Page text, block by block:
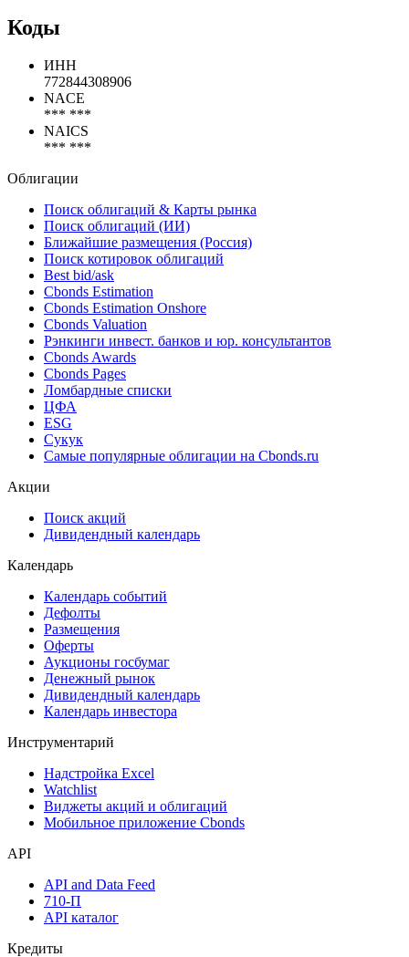
Коды
ИНН
772844308906
*** ***
*** ***
Облигации
Поиск облигаций & Карты рынка
Поиск облигаций (ИИ)
Ближайшие размещения (Россия)
Поиск котировок облигаций
Best bid/ask
Cbonds Estimation
Cbonds Estimation Onshore
Cbonds Valuation
Рэнкинги инвест. банков и юр. консультантов
Cbonds Awards
Cbonds Pages
Ломбардные списки
ESG
Самые популярные облигации на Cbonds.ru
Дивидендный календарь
Календарь
Календарь событий
Дефолты
Размещения
Оферты
Денежный рынок
Календарь инвестора
Инструментарий
Мобильное приложение Cbonds
API
API and Data Feed